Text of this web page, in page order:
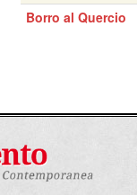
Borro al Quercio